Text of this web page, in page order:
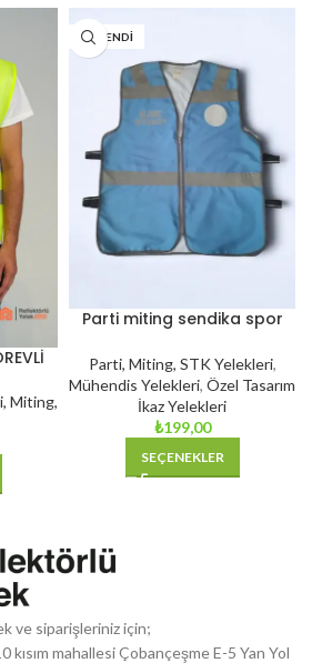
Miting,
TÜKENDI
Parti miting sendika spor
RY1011
Parti, Miting, STK Yelekleri,
Mühendis Yelekleri, Özel Tasarım
İkaz Yelekleri
₺199,00
SEÇENEKLER
ve siparişleriniz için;
mahallesi Çobançeşme E-5 Yan Yol